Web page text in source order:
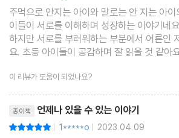
주먹으로 안지는 아이와 말로는 안 지는 아
이들이 서로를 이해하며 성장하는 이야기네
하지만 서로를 부러워하는 부분에서 어른인
요. 초등 아이들이 공감하며 잘 읽을 것 같아
이 리뷰가 도움이 되었나요?
종이책 언제나 있을 수 있는 이야기
| 1*****o | 2023.04.09